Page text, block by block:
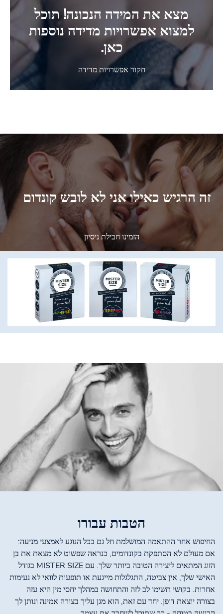
מצא את המידה הנכונה! תוכל
למצוא אפשרויות מדידה נוספות
כאן.
חקור אפשרויות מדידה
זה הרגיש כאילו אני לא לובש קונדום
הזמינו חבילת ניסיון
הטבות עבורו
החיפוש אחר ההתאמה המושלמת חל גם בכל הנוגע לאמצעי מניעה:
אם מעולם לא הסתפקת בקונדומים, כנראה שפשוט לא מצאת את בן
הזוג המתאים ליצירה הטובה ביותר שלך. עם MISTER SIZE בגודל
האישי שלך, אין צביטה, התגלגלות מייגעת או תופעות לוואי לא נעימות
אחרות. בקושי תשימו לב לזה והתחושה במהלך יחסי מין היא עזה
בצורה יוצאת דופן. יחד עם זאת, הוא מגן עליך בצורה אמינה ונותן לך